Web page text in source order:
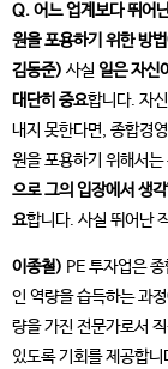
Q. 어느 업계보다 뛰어
원을 포용하기 위한 방
김동준) 사실 일은 자신
대단히 중요합니다. 자
내지 못한다면, 종합경
원을 포용하기 위해서
으로 그의 입장에서 생
요합니다. 사실 뛰어난
이종철) PE 투자업은
인 역량을 습득하는 과
량을 가진 전문가로서
있도록 기회를 제공합